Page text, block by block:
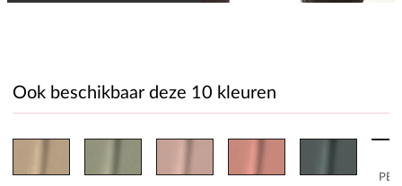
Ook beschikbaar deze 10 kleuren